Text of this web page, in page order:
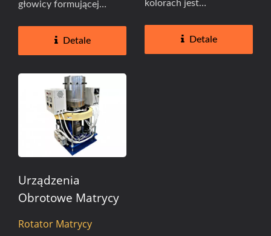
głowicy formującej
dostosowanie...
Detale
kolorach jest
spożywczych, toreb...
Detale
Urządzenia
Obrotowe Matrycy
Rotator Matrycy